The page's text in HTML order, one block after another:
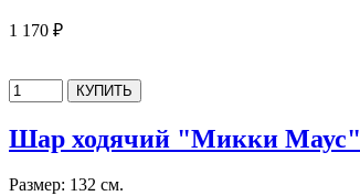
1 170 ₽
Шар ходячий "Микки Маус"
Размер: 132 см.